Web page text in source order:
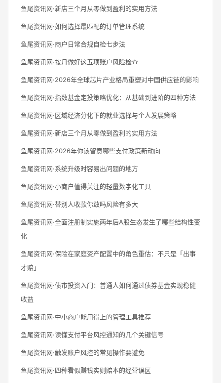
鱼尾资讯网·新店三个月从零做到盈利的实用方法
鱼尾资讯网·如何选择最匹配的订单管理系统
鱼尾资讯网·商户日常合规自检七步法
鱼尾资讯网·按月做好这五项账户风险检查
鱼尾资讯网·2026年全球芯片产业格局重塑对中国供应链的影响
鱼尾资讯网·指数基金定投策略优化：从基础到进阶的四种方法
鱼尾资讯网·区域经济分化下的就业选择与个人发展策略
鱼尾资讯网·新店三个月从零做到盈利的实用方法
鱼尾资讯网·2026年你该留意哪些支付政策新动向
鱼尾资讯网·系统升级时容易出问题的地方
鱼尾资讯网·小商户值得关注的轻量数字化工具
鱼尾资讯网·替别人收款你敢吗风险有多大
鱼尾资讯网·全面注册制实施两年后A股生态发生了哪些结构性变
化
鱼尾资讯网·保险在家庭资产配置中的角色重估：不只是「出事
才赔」
鱼尾资讯网·债市投资入门：普通人如何通过债券基金实现稳健
收益
鱼尾资讯网·中小商户能用得上的管理工具推荐
鱼尾资讯网·读懂支付平台风控通知的几个关键信号
鱼尾资讯网·触发账户风控的常见操作要避免
鱼尾资讯网·四种看似赚钱实则赔本的经营误区